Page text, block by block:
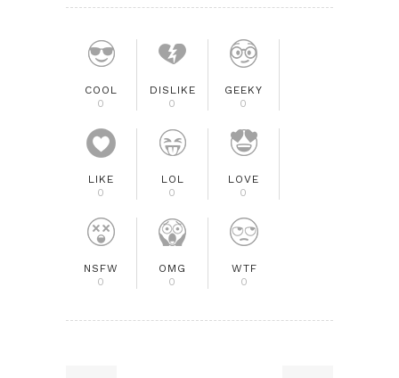
COOL
0
DISLIKE
0
GEEKY
0
LIKE
0
LOL
0
LOVE
0
NSFW
0
OMG
0
WTF
0